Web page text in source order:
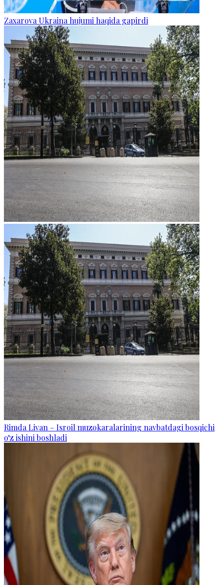
Zaxarova Ukraina hujumi haqida gapirdi
Rimda Livan – Isroil muzokaralarining navbatdagi bosqichi
o‘z ishini boshladi